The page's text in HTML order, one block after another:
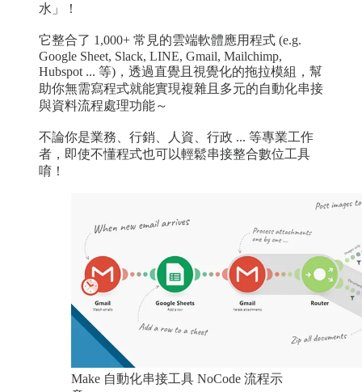
水」！
它整合了 1,000+ 常見的雲端軟體應用程式 (e.g.
Google Sheet, Slack, LINE, Gmail, Mailchimp,
Hubspot ... 等)，透過直覺且視覺化的拖拉模組，幫
助你無需寫程式就能實現複雜且多元的自動化串接
與資料流程處理功能～
不論你是業務、行銷、人資、行政 ... 等專業工作
者，即使不懂程式也可以輕鬆串接整合數位工具
唷！
Make 自動化串接工具 NoCode 流程示